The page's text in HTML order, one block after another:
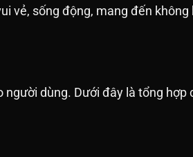
vẻ, sống động, mang đến
dùng. Dưới đây là tổng hợp